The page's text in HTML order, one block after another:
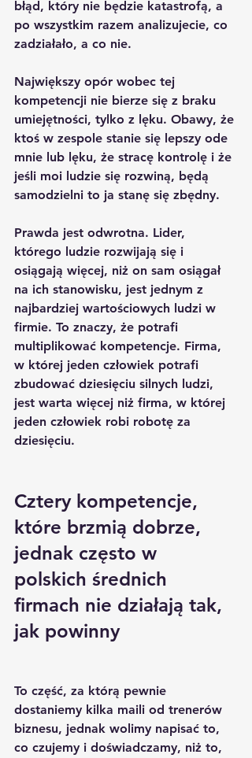
błąd, który nie będzie katastrofą, a
po wszystkim razem analizujecie, co
zadziałało, a co nie.
Największy opór wobec tej
kompetencji nie bierze się z braku
umiejętności, tylko z lęku. Obawy, że
ktoś w zespole stanie się lepszy ode
mnie lub lęku, że stracę kontrolę i że
jeśli moi ludzie się rozwiną, będą
samodzielni to ja stanę się zbędny.
Prawda jest odwrotna. Lider,
którego ludzie rozwijają się i
osiągają więcej, niż on sam osiągał
na ich stanowisku, jest jednym z
najbardziej wartościowych ludzi w
firmie. To znaczy, że potrafi
multiplikować kompetencje. Firma,
w której jeden człowiek potrafi
zbudować dziesięciu silnych ludzi,
jest warta więcej niż firma, w której
jeden człowiek robi robotę za
dziesięciu.
Cztery kompetencje,
które brzmią dobrze,
jednak często w
polskich średnich
firmach nie działają tak,
jak powinny
To część, za którą pewnie
dostaniemy kilka maili od trenerów
biznesu, jednak wolimy napisać to,
co czujemy i doświadczamy, niż to,